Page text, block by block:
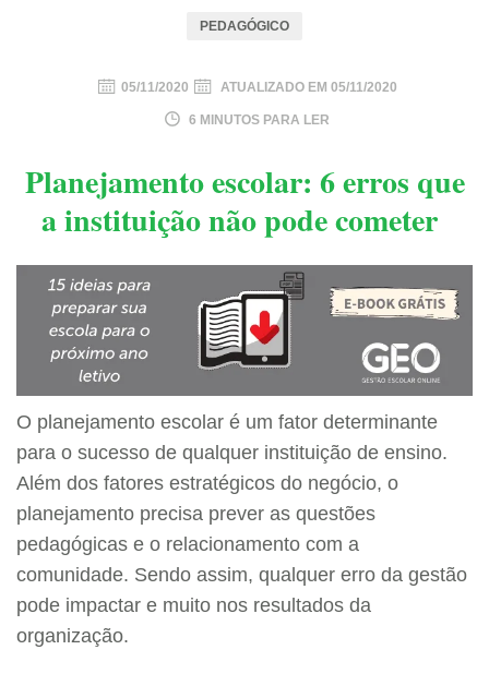
PEDAGÓGICO
05/11/2020 ATUALIZADO EM 05/11/2020
6 MINUTOS PARA LER
Planejamento escolar: 6 erros que
a instituição não pode cometer
O planejamento escolar é um fator determinante
para o sucesso de qualquer instituição de ensino.
Além dos fatores estratégicos do negócio, o
planejamento precisa prever as questões
pedagógicas e o relacionamento com a
comunidade. Sendo assim, qualquer erro da gestão
pode impactar e muito nos resultados da
organização.